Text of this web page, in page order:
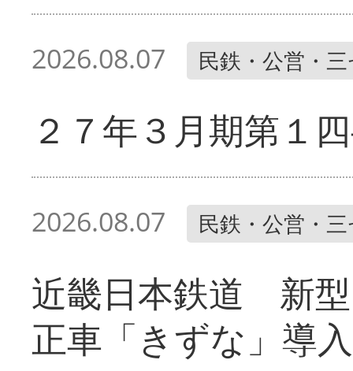
2026.08.07 民鉄・公営・
２７年３月期第１
2026.08.07 民鉄・公営・
近畿日本鉄道 新
正車「きずな」導入